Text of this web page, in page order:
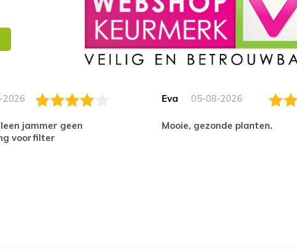
2026
voorfilter
Eva 05-08-2026
Mooie, gezonde planten.